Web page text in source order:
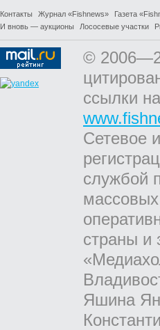
Контакты Журнал «Fishnews» Газета
И вновь — аукционы
Лососевые участки
©
ссылки
Сетевое
службой
страны и
Яшина